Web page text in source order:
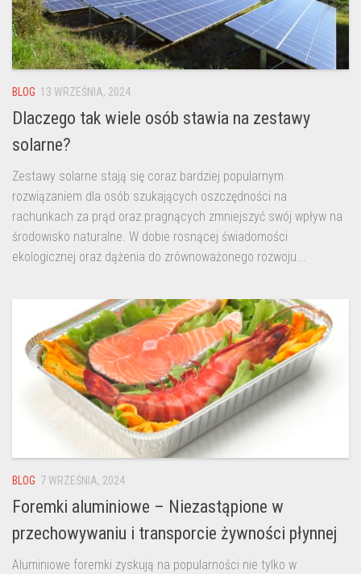
BLOG 13 WRZEŚNIA, 2024
Dlaczego tak wiele osób stawia na zestawy
solarne?
Zestawy solarne stają się coraz bardziej popularnym
rozwiązaniem dla osób szukających oszczędności na
rachunkach za prąd oraz pragnących zmniejszyć swój wpływ na
środowisko naturalne. W dobie rosnącej świadomości
ekologicznej oraz dążenia do zrównoważonego rozwoju...
BLOG 7 WRZEŚNIA, 2024
Foremki aluminiowe – Niezastąpione w
przechowywaniu i transporcie żywności płynnej
Aluminiowe foremki zyskują na popularności nie tylko w